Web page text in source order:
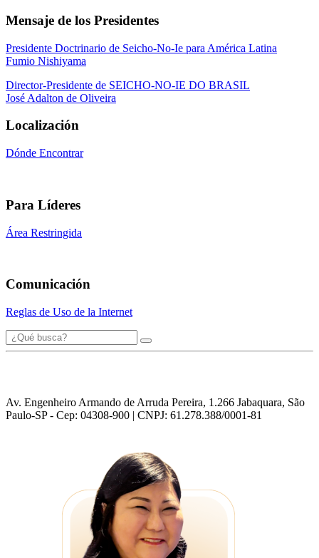
Mensaje de los Presidentes
Presidente Doctrinario de Seicho-No-Ie para América Latina
Fumio Nishiyama
Director-Presidente de SEICHO-NO-IE DO BRASIL
José Adalton de Oliveira
Localización
Dónde Encontrar
Para Líderes
Área Restringida
Comunicación
Reglas de Uso de la Internet
Av. Engenheiro Armando de Arruda Pereira, 1.266 Jabaquara, São
Paulo-SP - Cep: 04308-900 | CNPJ: 61.278.388/0001-81